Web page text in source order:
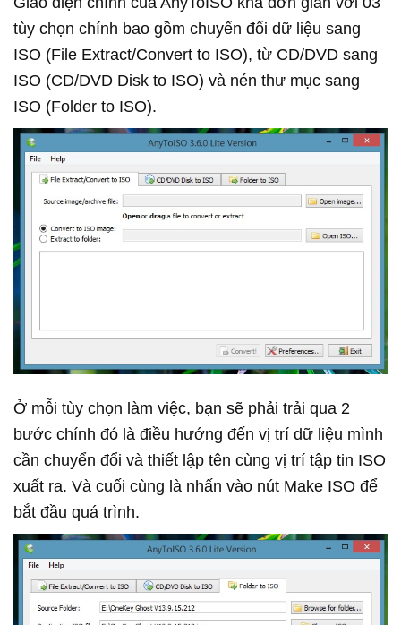
tùy chọn chính bao gồm chuyển đổi dữ liệu sang
ISO (File Extract/Convert to ISO), từ CD/DVD sang
ISO (CD/DVD Disk to ISO) và nén thư mục sang
ISO (Folder to ISO).
Ở mỗi tùy chọn làm việc, bạn sẽ phải trải qua 2
bước chính đó là điều hướng đến vị trí dữ liệu mình
cần chuyển đổi và thiết lập tên cùng vị trí tập tin ISO
xuất ra. Và cuối cùng là nhấn vào nút Make ISO để
bắt đầu quá trình.